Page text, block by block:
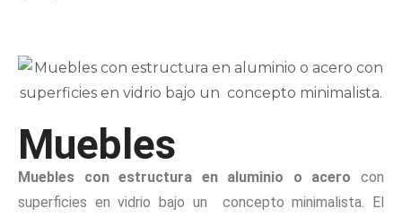
Muebles
Muebles con estructura en aluminio o acero con
superficies en vidrio bajo un concepto minimalista. El